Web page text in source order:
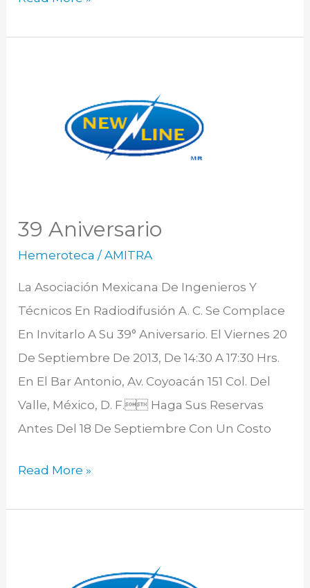
39 Aniversario
Hemeroteca /AMITRA
La Asociación Mexicana De Ingenieros Y
Técnicos En Radiodifusión A. C. Se Complace
En Invitarlo A Su 39° Aniversario. El Viernes 20
De Septiembre De 2013, De 14:30 A 17:30 Hrs.
En El Bar Antonio, Av. Coyoacán 151 Col. Del
Valle, México, D. F. Haga Sus Reservas
Antes Del 18 De Septiembre Con Un Costo
Read More »